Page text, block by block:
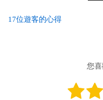
您也可以利用這幾個常用的
17位遊客的心得
您喜